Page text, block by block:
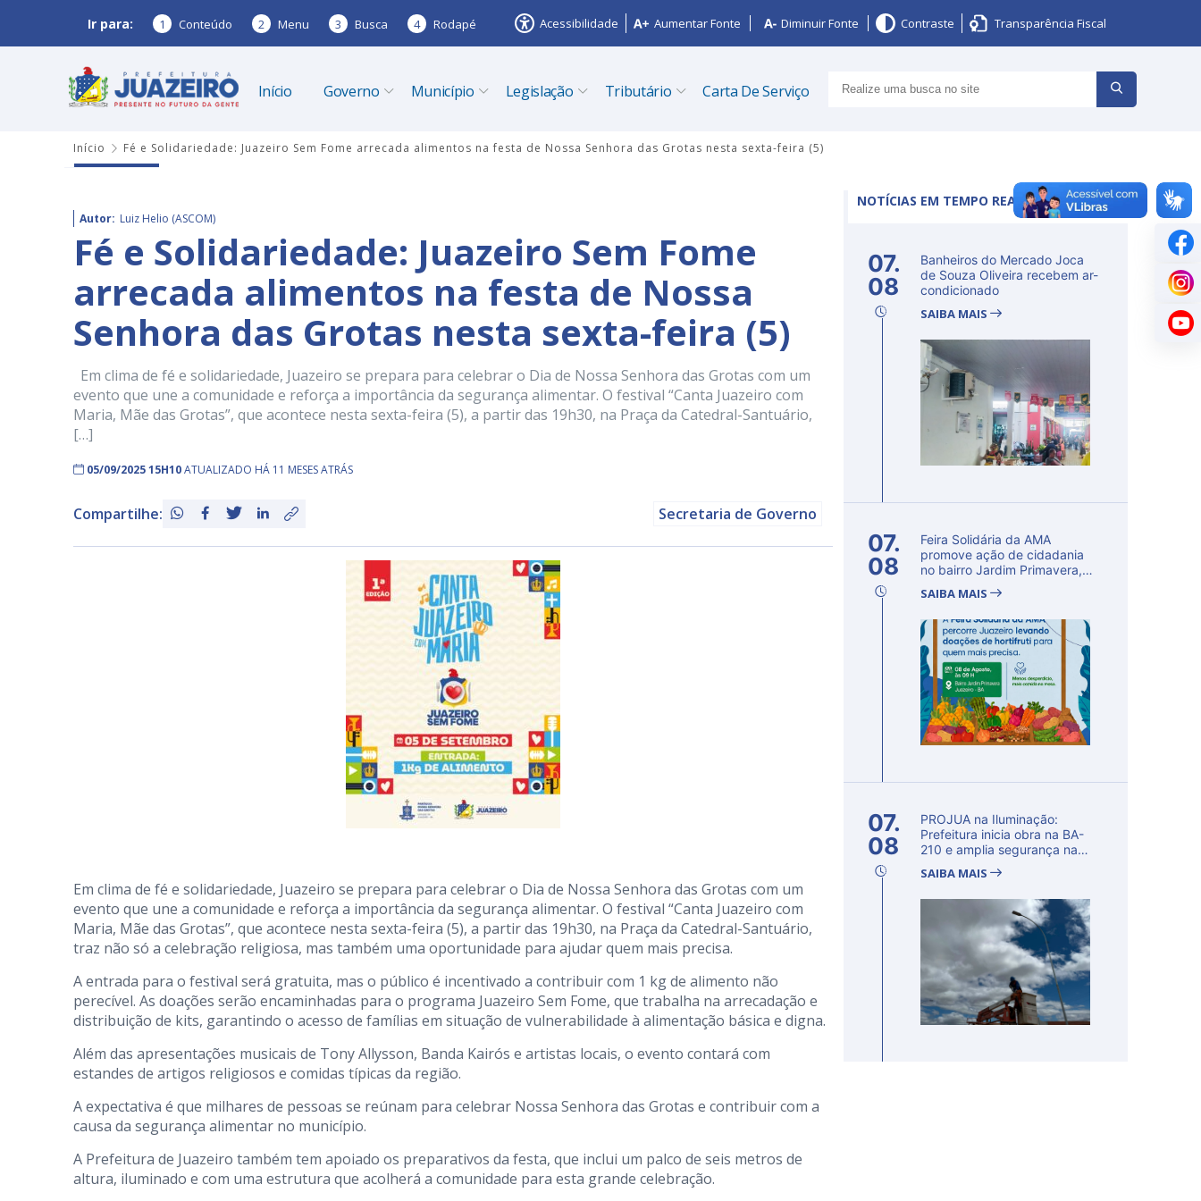
Ir para: 1 Conteúdo 2 Menu 3 Busca 4 Rodapé Acessibilidade Aumentar Fonte Diminuir Fonte Contraste Transparência Fiscal
Início Governo Município Legislação Tributário Carta De Serviço
Início Fé e Solidariedade: Juazeiro Sem Fome arrecada alimentos na festa de Nossa Senhora das Grotas nesta sexta-feira (5)
Autor: Luiz Helio (ASCOM)
Fé e Solidariedade: Juazeiro Sem Fome
arrecada alimentos na festa de Nossa
Senhora das Grotas nesta sexta-feira (5)
Em clima de fé e solidariedade, Juazeiro se prepara para celebrar o Dia de Nossa Senhora das Grotas com um
evento que une a comunidade e reforça a importância da segurança alimentar. O festival “Canta Juazeiro com
Maria, Mãe das Grotas”, que acontece nesta sexta-feira (5), a partir das 19h30, na Praça da Catedral-Santuário,
[…]
05/09/2025 15H10ATUALIZADO HÁ 11 MESES ATRÁS
Compartilhe: Secretaria de Governo
Em clima de fé e solidariedade, Juazeiro se prepara para celebrar o Dia de Nossa Senhora das Grotas com um
evento que une a comunidade e reforça a importância da segurança alimentar. O festival “Canta Juazeiro com
Maria, Mãe das Grotas”, que acontece nesta sexta-feira (5), a partir das 19h30, na Praça da Catedral-Santuário,
traz não só a celebração religiosa, mas também uma oportunidade para ajudar quem mais precisa.
A entrada para o festival será gratuita, mas o público é incentivado a contribuir com 1 kg de alimento não
perecível. As doações serão encaminhadas para o programa Juazeiro Sem Fome, que trabalha na arrecadação e
distribuição de kits, garantindo o acesso de famílias em situação de vulnerabilidade à alimentação básica e digna.
Além das apresentações musicais de Tony Allysson, Banda Kairós e artistas locais, o evento contará com
estandes de artigos religiosos e comidas típicas da região.
A expectativa é que milhares de pessoas se reúnam para celebrar Nossa Senhora das Grotas e contribuir com a
causa da segurança alimentar no município.
A Prefeitura de Juazeiro também tem apoiado os preparativos da festa, que inclui um palco de seis metros de
altura, iluminado e com uma estrutura que acolherá a comunidade para esta grande celebração.
NOTÍCIAS EM TEMPO REAL
07.
08
Banheiros do Mercado Joca
de Souza Oliveira recebem ar-
condicionado
SAIBA MAIS
07.
08
Feira Solidária da AMA
promove ação de cidadania
no bairro Jardim Primavera,
SAIBA MAIS
07.
08
PROJUA na Iluminação:
Prefeitura inicia obra na BA-
210 e amplia segurança na
SAIBA MAIS